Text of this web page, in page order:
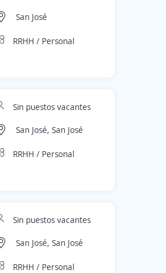
San José
RRHH / Personal
Sin puestos vacantes
San José, San José
RRHH / Personal
Sin puestos vacantes
San José, San José
RRHH / Personal